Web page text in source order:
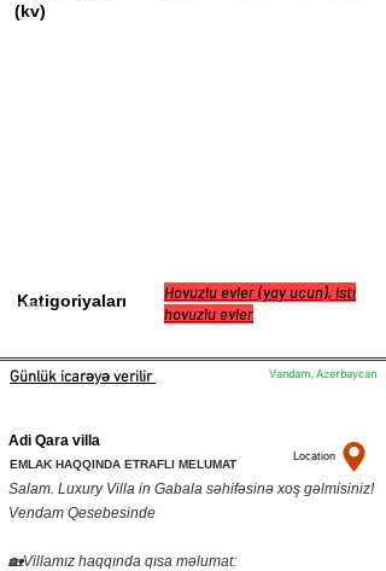
(kv)
Katigoriyaları
070 641 11 91
Hovuzlu evler (yay ucun), Isti
hovuzlu evler
Günlük icarəyə verilir Vandam, Azerbaycan
Adi Qara villa
EMLAK HAQQINDA ETRAFLI MELUMAT
Location
Salam. Luxury Villa in Gabala səhifəsinə xoş gəlmisiniz!
Vendam Qesebesinde
🏡Villamız haqqında qısa məlumat: